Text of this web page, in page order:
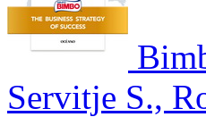
Servitje S.,